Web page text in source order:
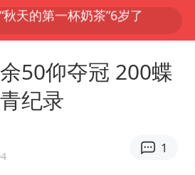
乒男单横滨冠军赛全军覆没
岁演员求职万岁山NPC成功
U17国足三连胜晋级明日之星半决赛
50仰夺冠 200蝶
纪录
1